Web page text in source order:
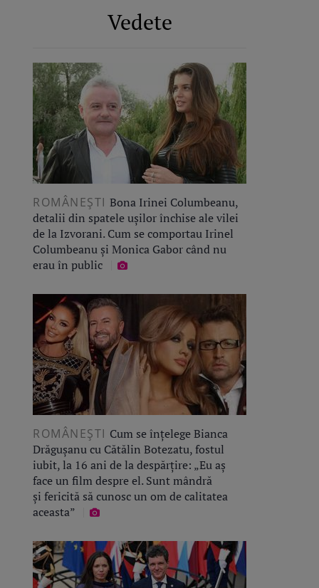
Vedete
ROMÂNEŞTI Bona Irinei Columbeanu,
detalii din spatele ușilor închise ale vilei
de la Izvorani. Cum se comportau Irinel
Columbeanu și Monica Gabor când nu
erau în public
ROMÂNEŞTI Cum se înțelege Bianca
Drăgușanu cu Cătălin Botezatu, fostul
iubit, la 16 ani de la despărțire: „Eu aș
face un film despre el. Sunt mândră
și fericită să cunosc un om de calitatea
aceasta”